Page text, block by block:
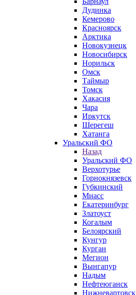
Дудинка
Кемерово
Красноярск
Арктика
Новокузнецк
Новосибирск
Норильск
Омск
Таймыр
Томск
Хакасия
Чара
Иркутск
Шерегеш
Хатанга
Уральский ФО
Назад
Уральский ФО
Верхотурье
Горнокнязевск
Губкинский
Миасс
Екатеринбург
Златоуст
Когалым
Белоярский
Кунгур
Курган
Мегион
Вынгапур
Надым
Нефтеюганск
Нижневартовск